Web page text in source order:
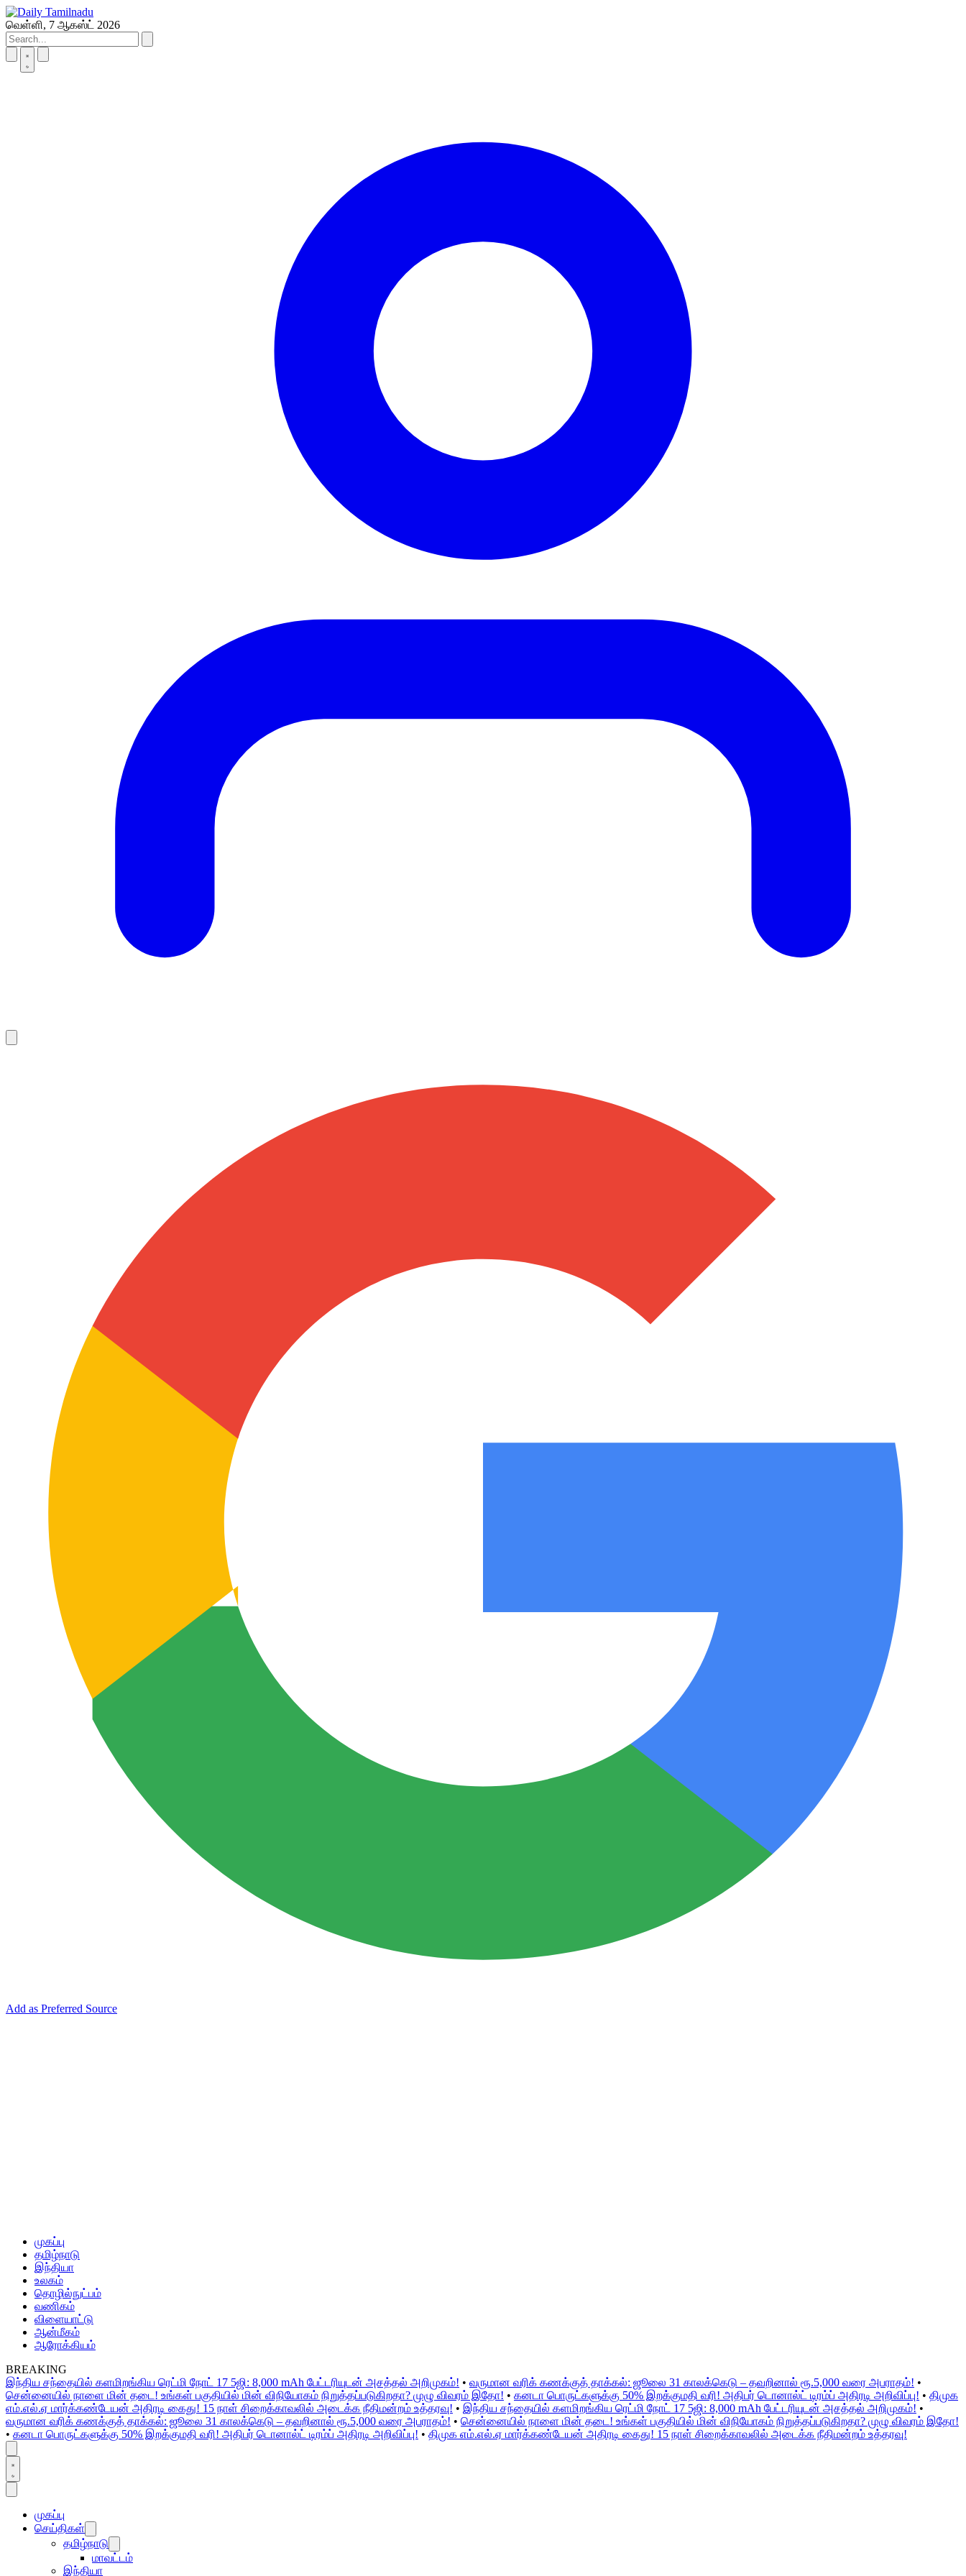
Skip
to
content
வெள்ளி, 7 ஆகஸ்ட் 2026
Add as Preferred Source
முகப்பு
தமிழ்நாடு
இந்தியா
உலகம்
தொழில்நுட்பம்
வணிகம்
விளையாட்டு
ஆன்மீகம்
ஆரோக்கியம்
BREAKING
இந்திய சந்தையில் களமிறங்கிய ரெட்மி நோட் 17 5ஜி: 8,000 mAh பேட்டரியுடன் அசத்தல் அறிமுகம்! • வருமான வரிக் கணக்குத் தாக்கல்: ஜூலை 31 காலக்கெடு – தவறினால் ரூ.5,000 வரை அபராதம்! •
சென்னையில் நாளை மின் தடை! உங்கள் பகுதியில் மின் விநியோகம் நிறுத்தப்படுகிறதா? முழு விவரம் இதோ! • கனடா பொருட்களுக்கு 50% இறக்குமதி வரி! அதிபர் டொனால்ட் டிரம்ப் அதிரடி அறிவிப்பு! • திமுக
எம்.எல்.ஏ மார்க்கண்டேயன் அதிரடி கைது! 15 நாள் சிறைக்காவலில் அடைக்க நீதிமன்றம் உத்தரவு! • இந்திய சந்தையில் களமிறங்கிய ரெட்மி நோட் 17 5ஜி: 8,000 mAh பேட்டரியுடன் அசத்தல் அறிமுகம்! •
வருமான வரிக் கணக்குத் தாக்கல்: ஜூலை 31 காலக்கெடு – தவறினால் ரூ.5,000 வரை அபராதம்! • சென்னையில் நாளை மின் தடை! உங்கள் பகுதியில் மின் விநியோகம் நிறுத்தப்படுகிறதா? முழு விவரம் இதோ!
• கனடா பொருட்களுக்கு 50% இறக்குமதி வரி! அதிபர் டொனால்ட் டிரம்ப் அதிரடி அறிவிப்பு! • திமுக எம்.எல்.ஏ மார்க்கண்டேயன் அதிரடி கைது! 15 நாள் சிறைக்காவலில் அடைக்க நீதிமன்றம் உத்தரவு!
முகப்பு
செய்திகள்
தமிழ்நாடு
மாவட்டம்
இந்தியா